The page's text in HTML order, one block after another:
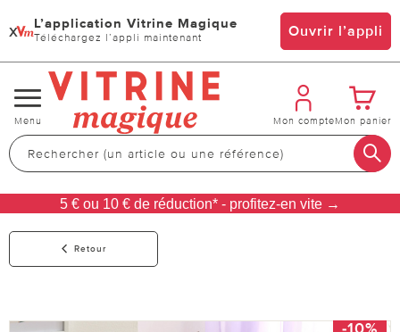
x L’application Vitrine Magique
Téléchargez l’appli maintenant Ouvrir l’appli
Changer
de
navigation
Menu Mon compteMon panier
5 € ou 10 € de réduction* - profitez-en vite →
Retour